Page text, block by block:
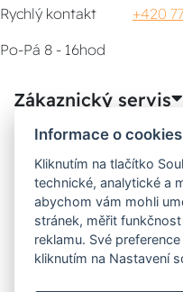
Rychlý kontakt +420
Po-Pá 8 - 16hod
Zákaznický servis
Poradna
Možnosti dopravy
Informace o cookies
Kliknutím na tlačítko
technické, analytické a
abychom vám mohli
stránek, měřit
reklamu. Své
kliknutím na Nastavení